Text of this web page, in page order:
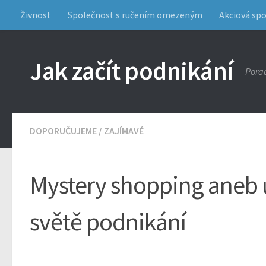
Živnost Společnost s ručením omezeným Akciová
Jak začít podnikání
DOPORUČUJEME / ZAJÍMAVÉ
Mystery shopping aneb
světě podnikání